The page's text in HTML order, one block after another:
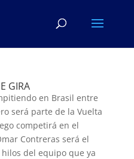
GIRA
en Brasil entre
será parte de la Vuelta
competirá en el
Contreras será el
del equipo que ya